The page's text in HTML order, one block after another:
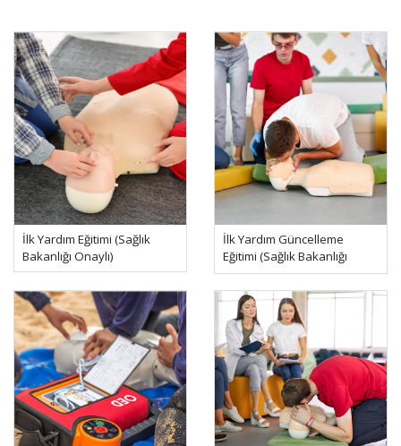
İlk Yardım Eğitimi (Sağlık
Bakanlığı Onaylı)
İlk Yardım Güncelleme
Eğitimi (Sağlık Bakanlığı
Onaylı)